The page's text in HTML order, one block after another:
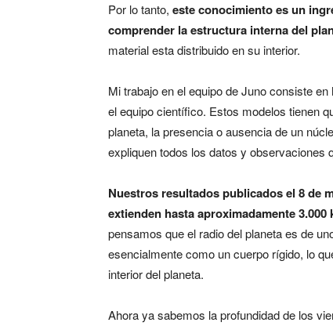
Por lo tanto, este conocimiento es un
comprender la estructura interna del
material esta distribuido en su interior.
Mi trabajo en el equipo de Juno consiste
el equipo científico. Estos modelos tienen
planeta, la presencia o ausencia de un
expliquen todos los datos y observaciones
Nuestros resultados publicados el 8 de
extienden hasta aproximadamente
pensamos que el radio del planeta es de
esencialmente como un cuerpo rígido, lo
interior del planeta.
Ahora ya sabemos la profundidad de los